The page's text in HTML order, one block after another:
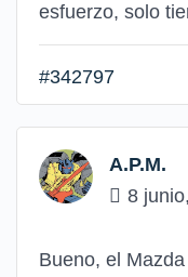
esfuerzo, solo
#342797
A.P.M.
8
Bueno, el